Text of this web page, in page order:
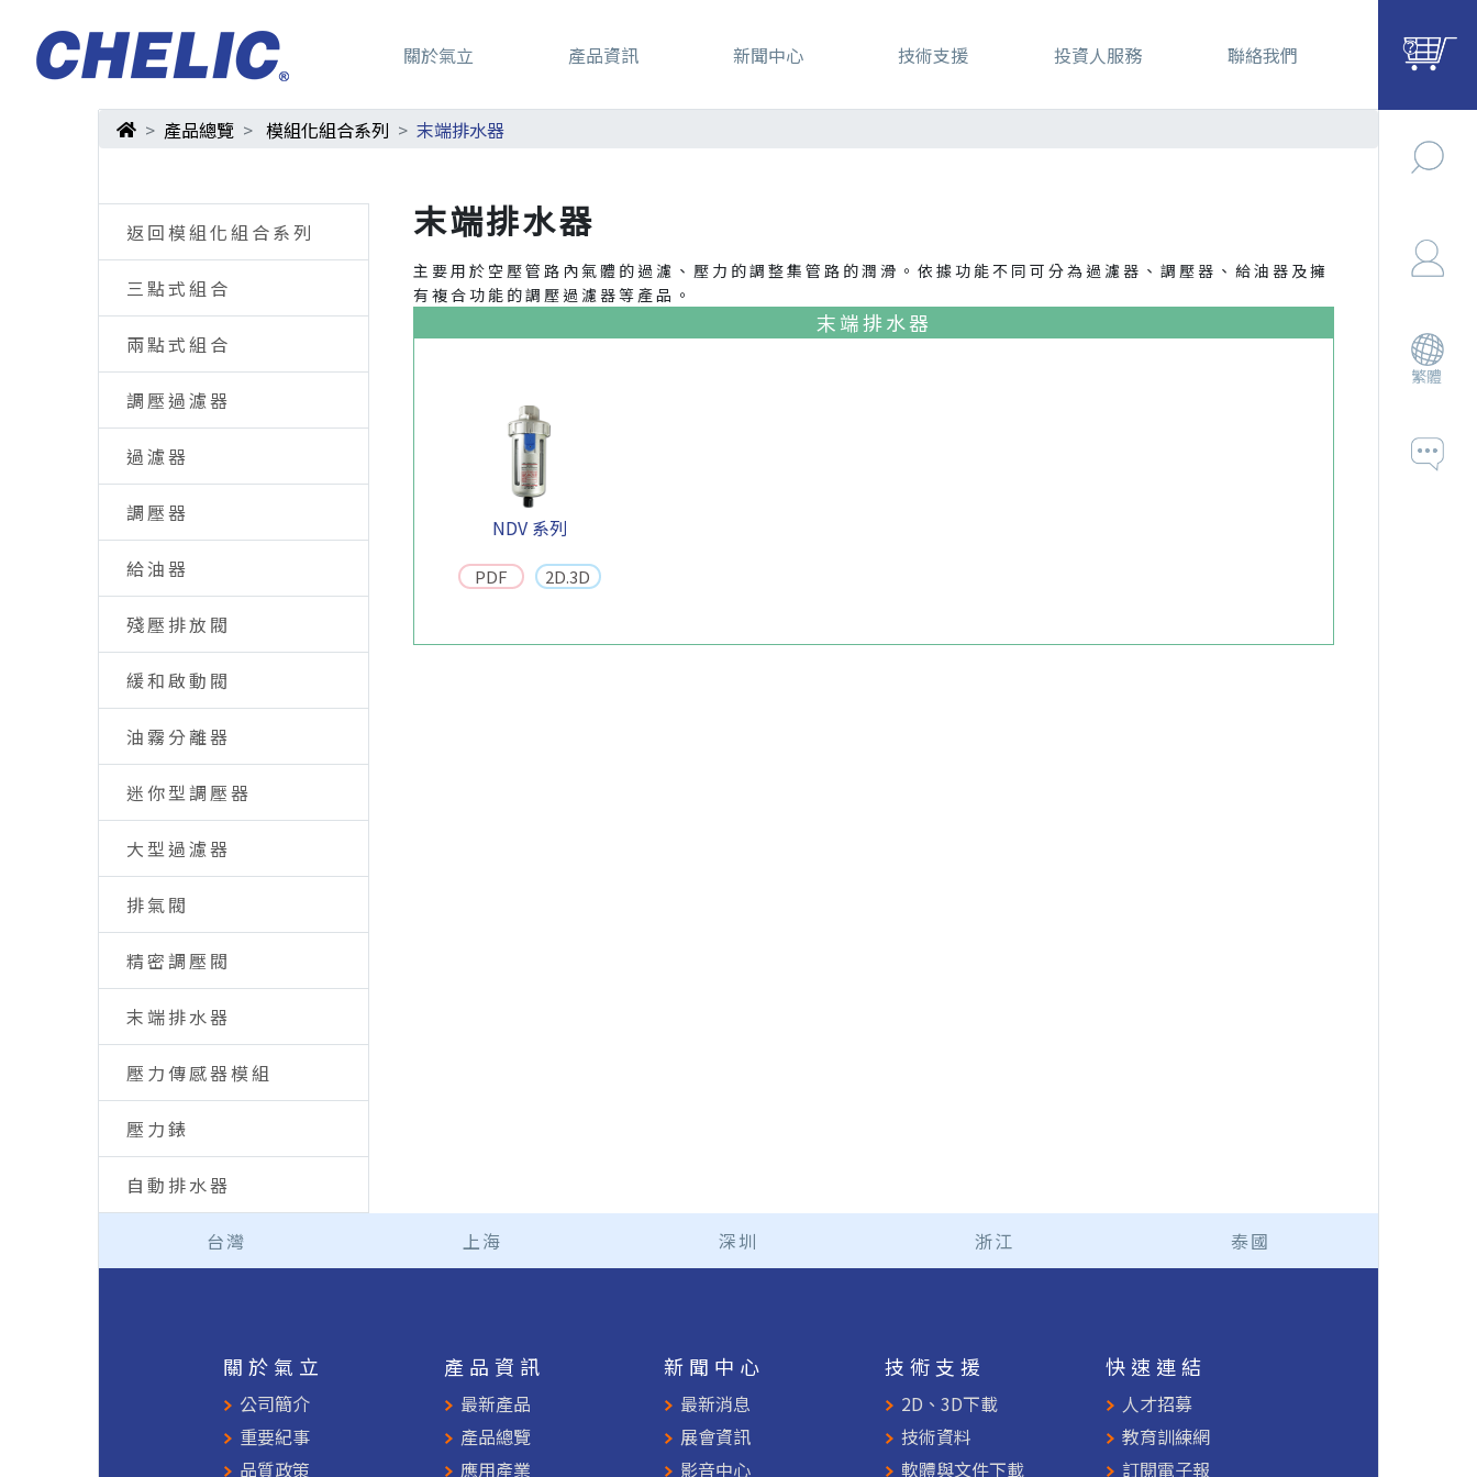
關於氣立 產品資訊 新聞中心 技術支援 投資人服務 聯絡我們
產品總覽 模組化組合系列 末端排水器
返回模組化組合系列
三點式組合
兩點式組合
調壓過濾器
過濾器
調壓器
給油器
殘壓排放閥
緩和啟動閥
油霧分離器
迷你型調壓器
大型過濾器
排氣閥
精密調壓閥
末端排水器
壓力傳感器模組
壓力錶
自動排水器
末端排水器
主要用於空壓管路內氣體的過濾、壓力的調整集管路的潤滑。依據功能不同可分為過濾器、調壓器、給油器及擁
有複合功能的調壓過濾器等產品。
末端排水器
NDV 系列
PDF 2D.3D
台灣 上海 深圳 浙江 泰國
關於氣立
公司簡介
重要紀事
品質政策
產品資訊
最新產品
產品總覽
應用產業
新聞中心
最新消息
展會資訊
影音中心
技術支援
2D、3D下載
技術資料
軟體與文件下載
快速連結
人才招募
教育訓練網
訂閱電子報
繁體